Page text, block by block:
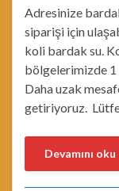
Adresinize
siparişi için
koli bardak su.
bölgelerimizde 1
Daha uzak
getiriyoruz.
Devamını oku